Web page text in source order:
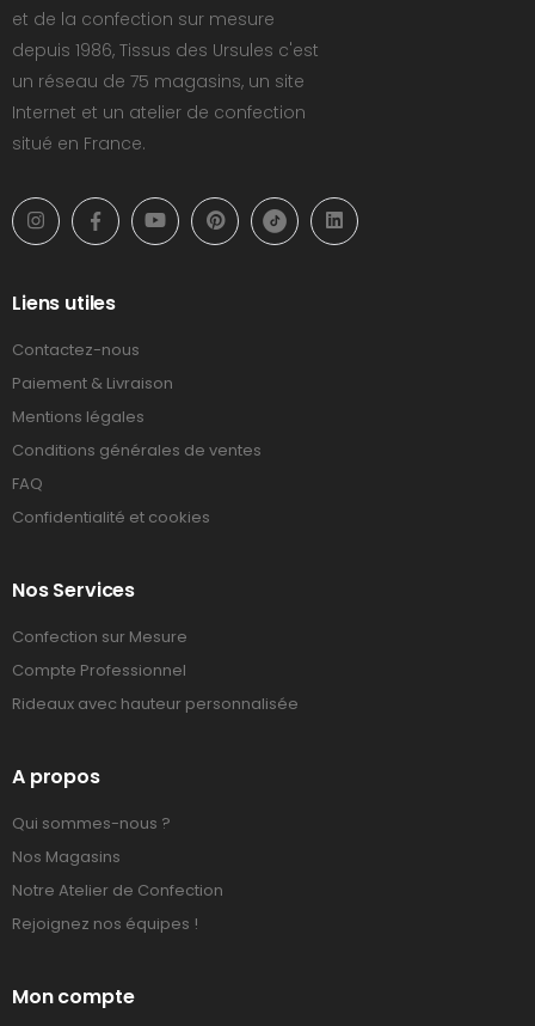
et de la confection sur mesure
depuis 1986, Tissus des Ursules c'est
un réseau de 75 magasins, un site
Internet et un atelier de confection
situé en France.
Liens utiles
Contactez-nous
Paiement & Livraison
Mentions légales
Conditions générales de ventes
FAQ
Confidentialité et cookies
Nos Services
Confection sur Mesure
Compte Professionnel
Rideaux avec hauteur personnalisée
A propos
Qui sommes-nous ?
Nos Magasins
Notre Atelier de Confection
Rejoignez nos équipes !
Mon compte